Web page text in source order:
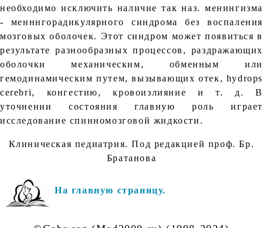
необходимо исключить наличие так наз. менингизма
- менннгорадикулярного синдрома без воспаления
мозговых оболочек. Этот синдром может появиться в
результате разнообразных процессов, раздражающих
оболочки механическим, обменным или
гемодинамическим путем, вызывающих отек, hydrops
cerebri, конгестию, кровоизлияние и т. д. В
уточнении состояния главную роль играет
исследование спинномозговой жидкости.
Клиническая педиатрия. Под редакцией проф. Бр.
Братанова
На главную страницу.